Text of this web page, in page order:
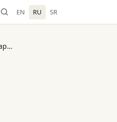
EN RU SR
TechCrunch: ИИ-агенты Google с I/O 2026 столкнулись с барьером массового принятия